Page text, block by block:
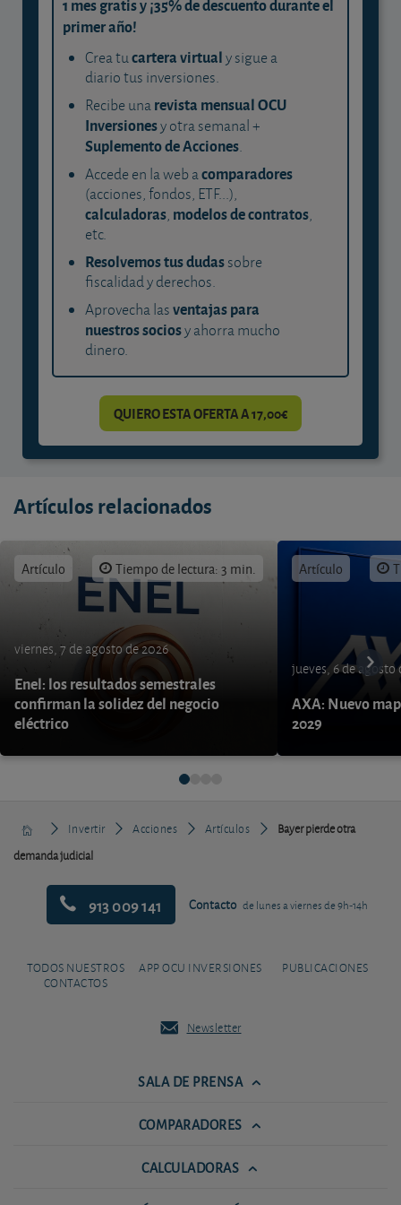
1 mes gratis y ¡35% de descuento durante el
primer año!
Crea tucartera virtualy sigue a
diario tus inversiones.
Recibe unarevista mensual OCU
Inversionesy otra semanal +
Suplemento de Acciones.
Accede en la web acomparadores
(acciones, fondos, ETF...),
calculadoras, modelos de contratos,
etc.
Resolvemos tus dudassobre
fiscalidad y derechos.
Aprovecha lasventajas para
nuestros sociosy ahorra mucho
dinero.
QUIERO ESTA OFERTA A 17,00€
Artículos relacionados
Artículo Tiempo de lectura: 3 min.
viernes, 7 de agosto de 2026
Enel: los resultados semestrales
confirman la solidez del negocio
eléctrico
Artículo
jueves, 6 de agosto
AXA: Nuevo
2029
Invertir Acciones Artículos
Bayer pierde otra
demanda judicial
913 009 141 Contacto de lunes a viernes de 9h-14h
TODOS NUESTROS
CONTACTOS
APP OCU INVERSIONES PUBLICACIONES
Newsletter
SALA DE PRENSA
COMPARADORES
CALCULADORAS